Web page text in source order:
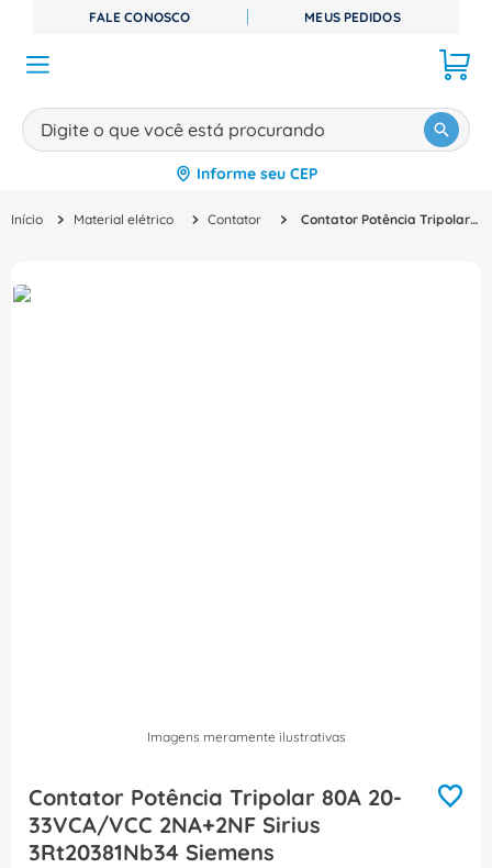
FALE CONOSCO MEUS PEDIDOS
Digite o que você está procurando
Informe seu CEP
Material elétrico Contator Contator Potência Tripolar 80A 20-33VCA/VCC 2NA+2NF Sirius 3Rt20381Nb34 Siemens
Imagens meramente ilustrativas
Contator Potência Tripolar 80A 20-
33VCA/VCC 2NA+2NF Sirius
3Rt20381Nb34 Siemens
TERMOS MAIS BUSCADOS
º disjuntor